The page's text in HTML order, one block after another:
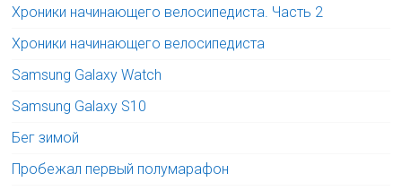
Хроники начинающего велосипедиста. Часть 2
Хроники начинающего велосипедиста
Samsung Galaxy Watch
Samsung Galaxy S10
Бег зимой
Пробежал первый полумарафон